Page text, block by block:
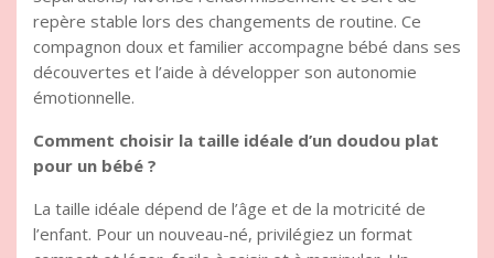
repère stable lors des changements de routine. Ce
compagnon doux et familier accompagne bébé dans ses
découvertes et l’aide à développer son autonomie
émotionnelle.
Comment choisir la taille idéale d’un doudou plat
pour un bébé ?
La taille idéale dépend de l’âge et de la motricité de
l’enfant. Pour un nouveau-né, privilégiez un format